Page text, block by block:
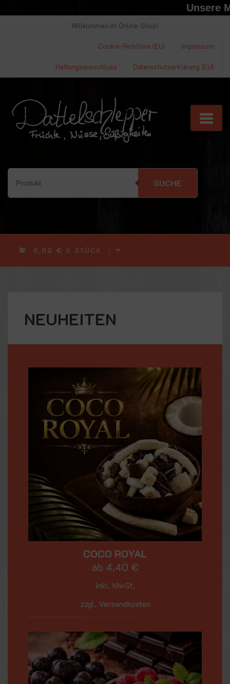
Unsere
Willkommen im Online-Shop!
Impressum
Cookie-Richtlinie (EU)
Datenschutzerklärung (EU)
Haftungsausschluss
SUCHE
0,00 € 0 STÜCK
NEUHEITEN
COCO ROYAL
ab 4,40 €
inkl. MwSt.
zzgl. Versandkosten